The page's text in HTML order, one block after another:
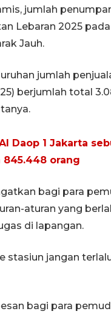
jumlah
Lebaran 2025
Jauh.
jumlah
berjumlah total
Daop 1 Jakarta
orang
bagi para
aturan yang
di lapangan.
stasiun jangan
bagi para